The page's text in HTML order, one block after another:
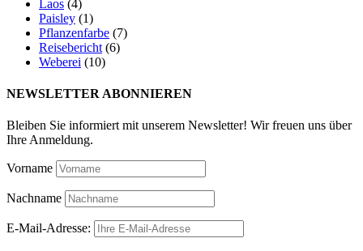
Laos (4)
Paisley (1)
Pflanzenfarbe (7)
Reisebericht (6)
Weberei (10)
NEWSLETTER ABONNIEREN
Bleiben Sie informiert mit unserem Newsletter! Wir freuen uns über
Ihre Anmeldung.
Vorname
Nachname
E-Mail-Adresse: